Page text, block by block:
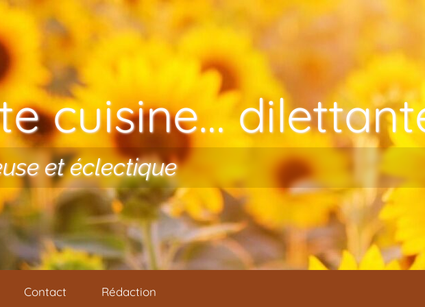
cuisine…
et éclectique
Contact Rédaction